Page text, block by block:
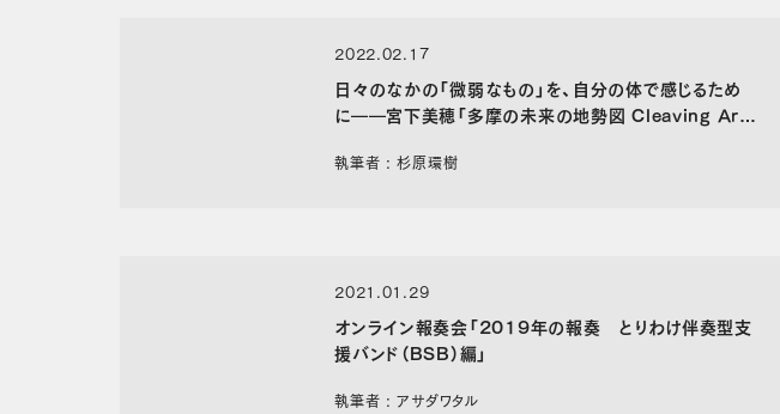
2022.02.17
日々のなかの「微弱なもの」を、自分の体で感じるため
に――宮下美穂「多摩の未来の地勢図 Cleaving Art
執筆者 : 杉原環樹
2021.01.29
オンライン報奏会「2019年の報奏 とりわけ伴奏型支
援バンド（BSB）編」
執筆者 : アサダワタル